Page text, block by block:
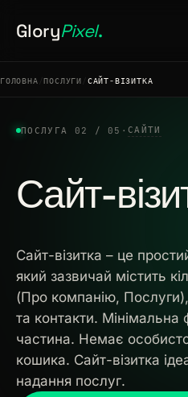
GloryPixel.
Головна
Кейси
Кар'єра
ГОЛОВНА ПОСЛУГИ САЙТ-ВІЗИТКА
ПОСЛУГА 02 / 05 · САЙТИ
Сайт-
Сайт-візитка – це
який зазвичай містить
(Про компанію,
та контакти. Мінімальна
частина. Немає
кошика. Сайт-візитка
надання послуг.